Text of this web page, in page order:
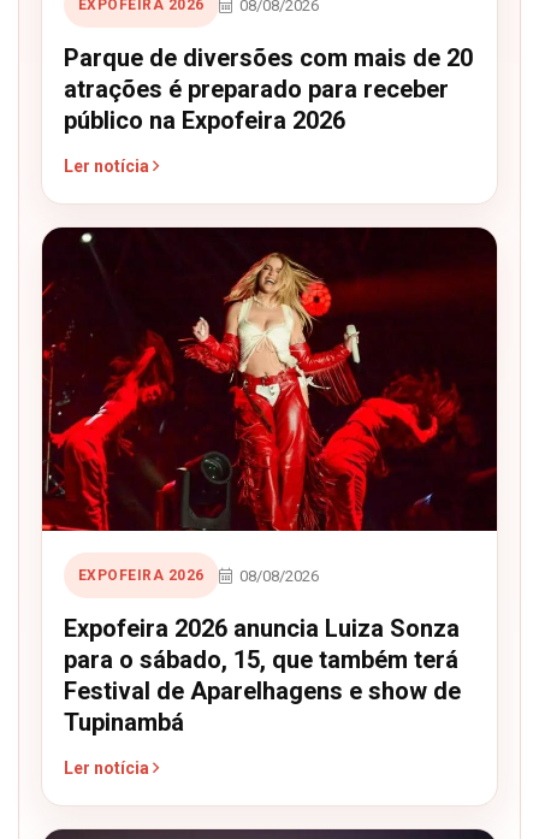
EXPOFEIRA 2026 08/08/2026
Parque de diversões com mais de 20
atrações é preparado para receber
público na Expofeira 2026
Ler notícia
EXPOFEIRA 2026 08/08/2026
Expofeira 2026 anuncia Luiza Sonza
para o sábado, 15, que também terá
Festival de Aparelhagens e show de
Tupinambá
Ler notícia